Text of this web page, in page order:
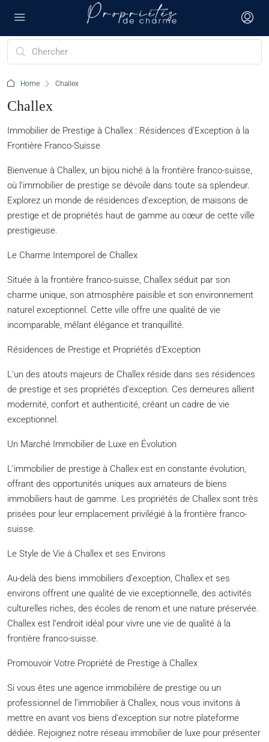
Home Challex
Challex
Immobilier de Prestige à Challex : Résidences d’Exception à la
Frontière Franco-Suisse
Bienvenue à Challex, un bijou niché à la frontière franco-suisse,
où l’immobilier de prestige se dévoile dans toute sa splendeur.
Explorez un monde de résidences d’exception, de maisons de
prestige et de propriétés haut de gamme au cœur de cette ville
prestigieuse.
Le Charme Intemporel de Challex
Située à la frontière franco-suisse, Challex séduit par son
charme unique, son atmosphère paisible et son environnement
naturel exceptionnel. Cette ville offre une qualité de vie
incomparable, mêlant élégance et tranquillité.
Résidences de Prestige et Propriétés d’Exception
L’un des atouts majeurs de Challex réside dans ses résidences
de prestige et ses propriétés d’exception. Ces demeures allient
modernité, confort et authenticité, créant un cadre de vie
exceptionnel.
Un Marché Immobilier de Luxe en Évolution
L’immobilier de prestige à Challex est en constante évolution,
offrant des opportunités uniques aux amateurs de biens
immobiliers haut de gamme. Les propriétés de Challex sont très
prisées pour leur emplacement privilégié à la frontière franco-
suisse.
Le Style de Vie à Challex et ses Environs
Au-delà des biens immobiliers d’exception, Challex et ses
environs offrent une qualité de vie exceptionnelle, des activités
culturelles riches, des écoles de renom et une nature préservée.
Challex est l’endroit idéal pour vivre une vie de qualité à la
frontière franco-suisse.
Promouvoir Votre Propriété de Prestige à Challex
Si vous êtes une agence immobilière de prestige ou un
professionnel de l’immobilier à Challex, nous vous invitons à
mettre en avant vos biens d’exception sur notre plateforme
dédiée. Rejoignez notre réseau immobilier de luxe pour présenter